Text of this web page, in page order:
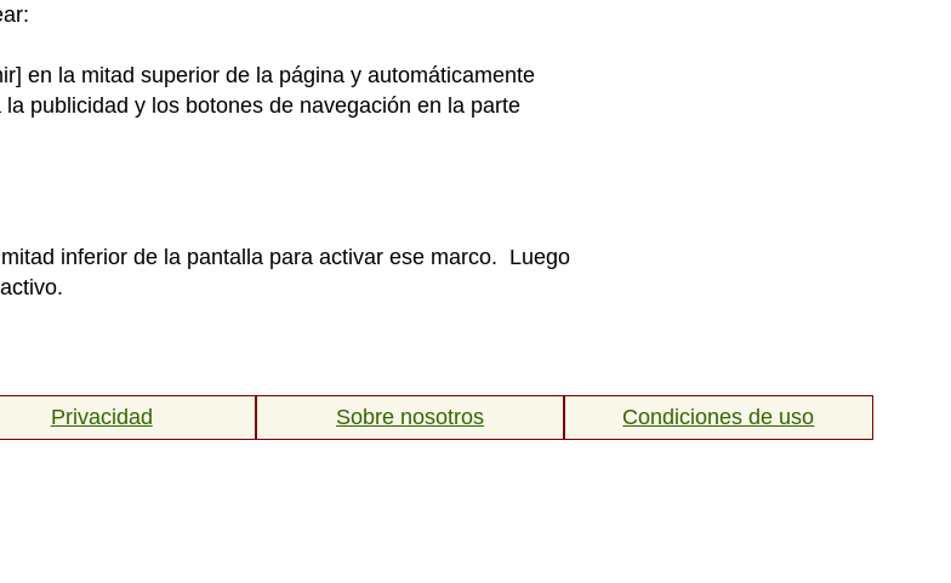
en la mitad superior de la página y automáticamente
publicidad y los botones de navegación en la parte
inferior de la pantalla para activar ese marco. Luego
Privacidad Sobre nosotros Condiciones de uso